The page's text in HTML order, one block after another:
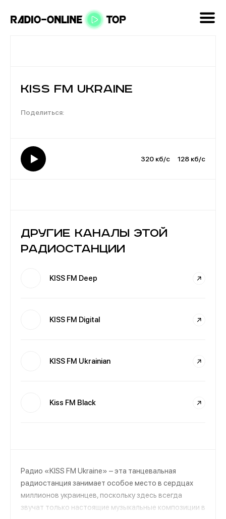
KISS FM Ukraine
320 кб/с 128 кб/с
Другие каналы этой
радиостанции
KISS FM Deep
KISS FM Digital
KISS FM Ukrainian
Kiss FM Black
Радио «KISS FM Ukraine» – эта танцевальная
радиостанция занимает особое место в сердцах
миллионов украинцев, поскольку здесь всегда
звучат только настоящие музыкальные композиции в